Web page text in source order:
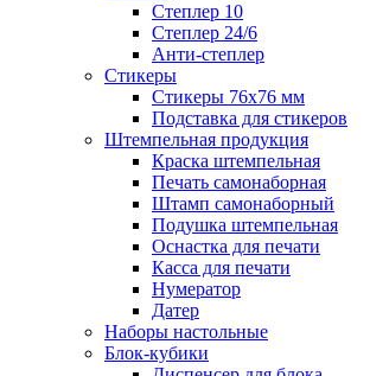
Степлер 10
Степлер 24/6
Анти-степлер
Стикеры
Стикеры 76x76 мм
Подставка для стикеров
Штемпельная продукция
Краска штемпельная
Печать самонаборная
Штамп самонаборный
Подушка штемпельная
Оснастка для печати
Касса для печати
Нумератор
Датер
Наборы настольные
Блок-кубики